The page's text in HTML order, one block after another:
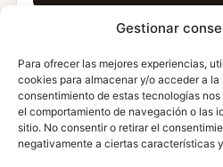
Gestionar
Para ofrecer las mejores experiencias,
cookies para almacenar y/o acceder a
consentimiento de estas tecnologías
el comportamiento de navegación o las
sitio. No consentir o retirar el
negativamente a ciertas características